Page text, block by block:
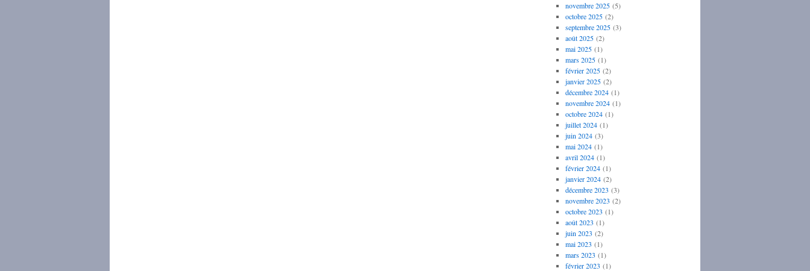
novembre 2025(5)
octobre 2025(2)
septembre 2025(3)
août 2025(2)
mai 2025(1)
mars 2025(1)
février 2025(2)
janvier 2025(2)
décembre 2024(1)
novembre 2024(1)
octobre 2024(1)
juillet 2024(1)
juin 2024(3)
mai 2024(1)
avril 2024(1)
février 2024(1)
janvier 2024(2)
décembre 2023 (3)
novembre 2023 (2)
octobre 2023 (1)
août 2023 (1)
juin 2023 (2)
mai 2023 (1)
mars 2023 (1)
février 2023 (1)